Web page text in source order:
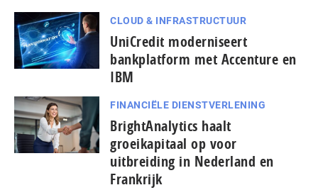
CLOUD & INFRASTRUCTUUR
UniCredit moderniseert
bankplatform met Accenture en
IBM
FINANCIËLE DIENSTVERLENING
BrightAnalytics haalt
groeikapitaal op voor
uitbreiding in Nederland en
Frankrijk